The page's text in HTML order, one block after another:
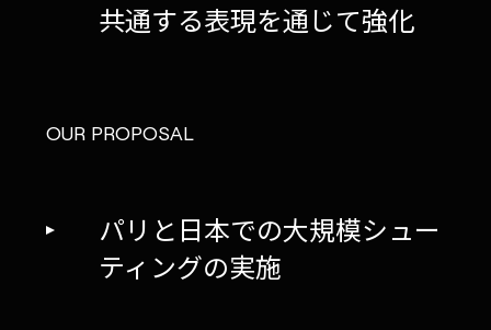
共通する表現を通じて強化
OUR PROPOSAL
パリと日本での大規模シュー
ティングの実施